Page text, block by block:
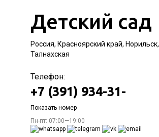
Детский сад
Россия, Красноярский край, Норильск,
Талнахская
Телефон:
+7 (391) 934-31-
Показать номер
Пн-пт: 07:00—19:00